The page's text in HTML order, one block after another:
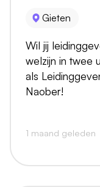
Gieten
Wil jij
welzijn in twee
als
Naober!
1 maand geleden